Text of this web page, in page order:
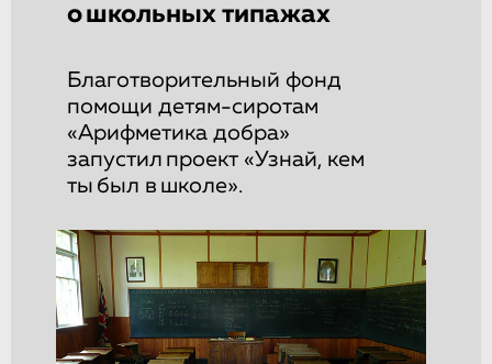
о школьных типажах
Благотворительный фонд
помощи детям-сиротам
«Арифметика добра»
запустил проект «Узнай, кем
ты был в школе».